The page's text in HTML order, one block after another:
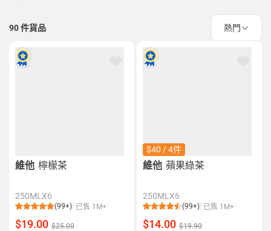
90件貨品 熱門
維他 檸檬茶
250MLX6
(99+) 已售 1M+
$19.00 $25.00
$40 / 4件
維他 蘋果綠茶
250MLX6
(99+) 已售 1M+
$14.00 $19.90